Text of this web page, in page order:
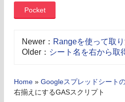
Pocket
Newer： Rangeを使って取
Older： シート名を右から取
Home » Googleスプレッドシート
右揃えにするGASスクリプト